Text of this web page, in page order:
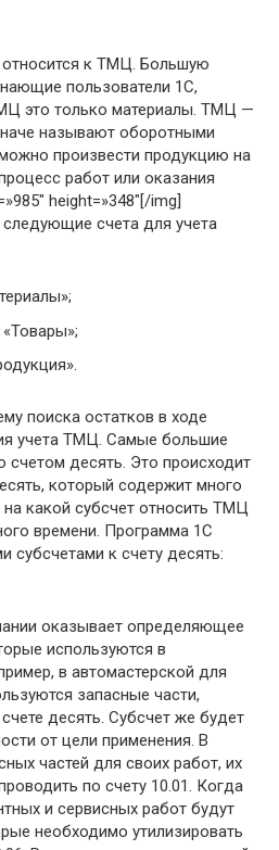
относится к ТМЦ. Большую
пользователи 1С,
это только материалы. ТМЦ —
называют оборотными
произвести продукцию на
работ или оказания
height=»348″[/img]
следующие счета для учета
поиска остатков в ходе
учета ТМЦ. Самые большие
счетом десять. Это происходит
который содержит много
какой субсчет относить ТМЦ
времени. Программа 1С
субсчетами к счету десять:
оказывает определяющее
используются в
в автомастерской для
запасные части,
десять. Субсчет же будет
от цели применения. В
частей для своих работ, их
по счету 10.01. Когда
и сервисных работ будут
необходимо утилизировать